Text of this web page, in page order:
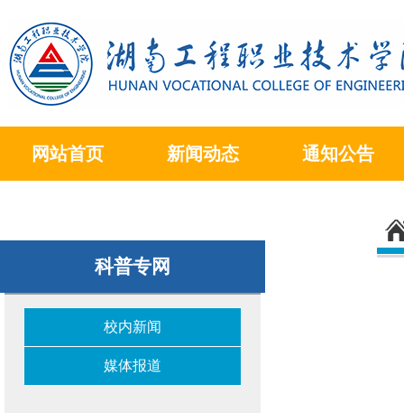
网站首页 新闻动态 通知公告
科普专网
校内新闻
媒体报道